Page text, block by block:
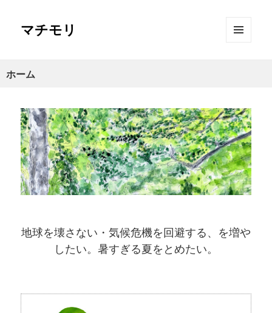
マチモリ
ホーム
地球を壊さない・気候危機を回避する、を増や
したい。暑すぎる夏をとめたい。